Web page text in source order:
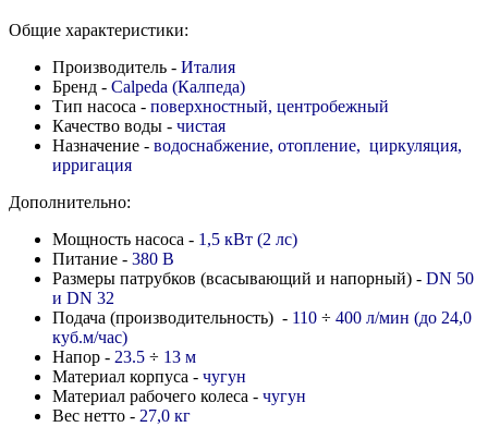
Общие характеристики:
Производитель - Италия
Бренд - Calpeda (Калпеда)
Тип насоса - поверхностный, центробежный
Качество воды - чистая
Назначение - водоснабжение, отопление, циркуляция,
ирригация
Дополнительно:
Мощность насоса - 1,5 кВт (2 лс)
Питание - 380 В
Размеры патрубков (всасывающий и напорный) - DN 50
и DN 32
Подача (производительность) - 110 ÷ 400 л/мин (до 24,0
куб.м/час)
Напор - 23.5 ÷ 13 м
Материал корпуса - чугун
Материал рабочего колеса - чугун
Вес нетто - 27,0 кг